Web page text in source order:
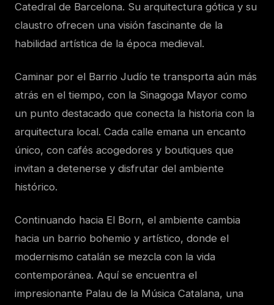
Catedral de Barcelona. Su arquitectura gótica y su
claustro ofrecen una visión fascinante de la
habilidad artística de la época medieval.
Caminar por el Barrio Judío te transporta aún más
atrás en el tiempo, con la Sinagoga Mayor como
un punto destacado que conecta la historia con la
arquitectura local. Cada calle emana un encanto
único, con cafés acogedores y boutiques que
invitan a detenerse y disfrutar del ambiente
histórico.
Continuando hacia El Born, el ambiente cambia
hacia un barrio bohemio y artístico, donde el
modernismo catalán se mezcla con la vida
contemporánea. Aquí se encuentra el
impresionante Palau de la Música Catalana, una